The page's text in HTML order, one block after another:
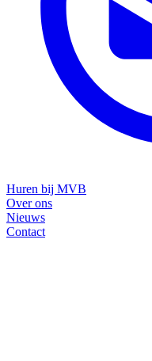
Huren bij MVB
Over ons
Nieuws
Contact